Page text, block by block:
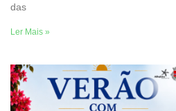
das
Ler Mais »